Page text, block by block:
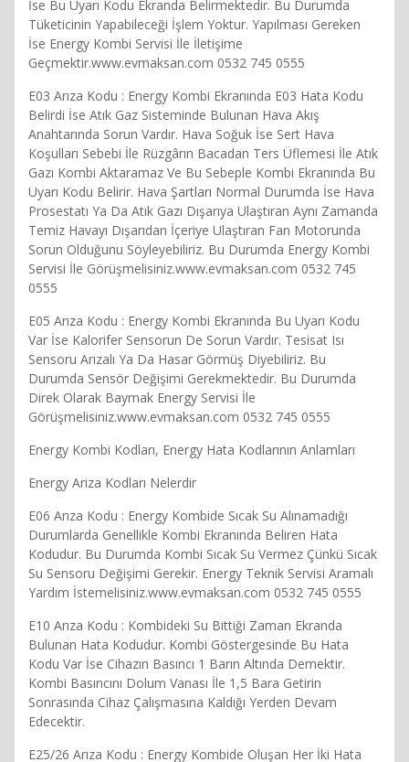
İse Bu Uyarı Kodu Ekranda Belirmektedir. Bu Durumda
Tüketicinin Yapabileceği İşlem Yoktur. Yapılması Gereken
İse Energy Kombi Servisi İle İletişime
Geçmektir.www.evmaksan.com 0532 745 0555
E03 Arıza Kodu : Energy Kombi Ekranında E03 Hata Kodu
Belirdi İse Atık Gaz Sisteminde Bulunan Hava Akış
Anahtarında Sorun Vardır. Hava Soğuk İse Sert Hava
Koşulları Sebebi İle Rüzgârın Bacadan Ters Üflemesi İle Atık
Gazı Kombi Aktaramaz Ve Bu Sebeple Kombi Ekranında Bu
Uyarı Kodu Belirir. Hava Şartları Normal Durumda İse Hava
Prosestatı Ya Da Atık Gazı Dışarıya Ulaştıran Aynı Zamanda
Temiz Havayı Dışarıdan İçeriye Ulaştıran Fan Motorunda
Sorun Olduğunu Söyleyebiliriz. Bu Durumda Energy Kombi
Servisi İle Görüşmelisiniz.www.evmaksan.com 0532 745
0555
E05 Arıza Kodu : Energy Kombi Ekranında Bu Uyarı Kodu
Var İse Kalorifer Sensorun De Sorun Vardır. Tesisat Isı
Sensoru Arızalı Ya Da Hasar Görmüş Diyebiliriz. Bu
Durumda Sensör Değişimi Gerekmektedir. Bu Durumda
Direk Olarak Baymak Energy Servisi İle
Görüşmelisiniz.www.evmaksan.com 0532 745 0555
Energy Kombi Kodları, Energy Hata Kodlarının Anlamları
Energy Ariza Kodları Nelerdir
E06 Arıza Kodu : Energy Kombide Sıcak Su Alınamadığı
Durumlarda Genellikle Kombi Ekranında Beliren Hata
Kodudur. Bu Durumda Kombi Sıcak Su Vermez Çünkü Sıcak
Su Sensoru Değişimi Gerekir. Energy Teknik Servisi Aramalı
Yardım İstemelisiniz.www.evmaksan.com 0532 745 0555
E10 Arıza Kodu : Kombideki Su Bittiği Zaman Ekranda
Bulunan Hata Kodudur. Kombi Göstergesinde Bu Hata
Kodu Var İse Cihazın Basıncı 1 Barın Altında Demektir.
Kombi Basıncını Dolum Vanası İle 1,5 Bara Getirin
Sonrasında Cihaz Çalışmasına Kaldığı Yerden Devam
Edecektir.
E25/26 Arıza Kodu : Energy Kombide Oluşan Her İki Hata